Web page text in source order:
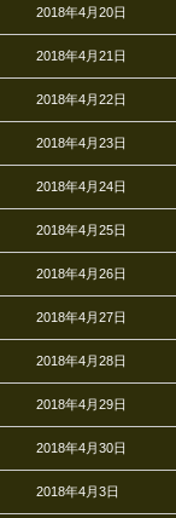
2018年4月20日
2018年4月21日
2018年4月22日
2018年4月23日
2018年4月24日
2018年4月25日
2018年4月26日
2018年4月27日
2018年4月28日
2018年4月29日
2018年4月30日
2018年4月3日